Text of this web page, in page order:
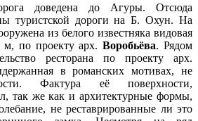
доведена до Агуры. Отсюда
туристской дороги на Б. Охун. На
из белого известняка видовая
м, по проекту арх.Воробьёва. Рядом
ресторана по проекту арх.
в романских мотивах, не
Фактура её поверхности,
так же как и архитектурные формы,
не реставрированные ли это